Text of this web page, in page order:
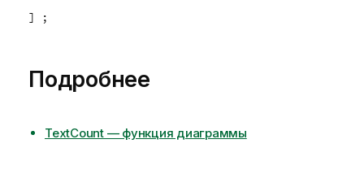
] ;
Подробнее
TextCount — функция диаграммы